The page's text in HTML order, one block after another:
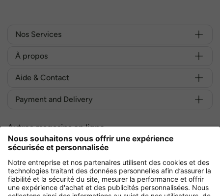
Nos Services
À propos
Aide & Contact
Payment and Delivery
Autres magasins en ligne
France
Achetez en toute sécurité avec :